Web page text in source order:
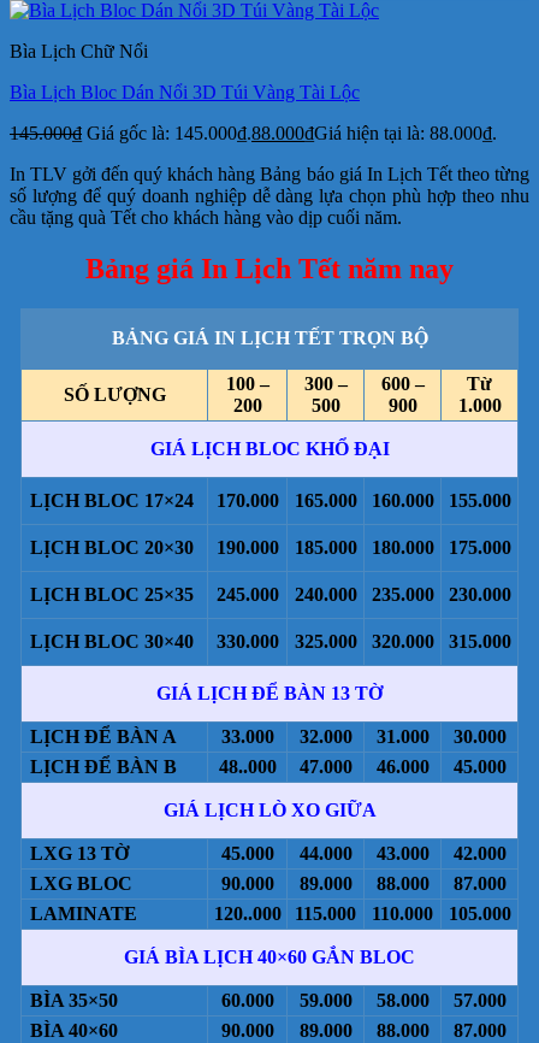
Bìa Lịch Chữ Nổi
Bìa Lịch Bloc Dán Nổi 3D Túi Vàng Tài Lộc
145.000₫ Giá gốc là: 145.000₫.88.000₫Giá hiện tại là: 88.000₫.
In TLV gởi đến quý khách hàng Bảng báo giá In Lịch Tết theo từng
số lượng để quý doanh nghiệp dễ dàng lựa chọn phù hợp theo nhu
cầu tặng quà Tết cho khách hàng vào dịp cuối năm.
Bảng giá In Lịch Tết năm nay
BẢNG GIÁ IN LỊCH TẾT TRỌN BỘ
SỐ LƯỢNG
100 –
200
300 –
500
600 –
900
Từ
1.000
GIÁ LỊCH BLOC KHỔ ĐẠI
LỊCH BLOC 17×24 170.000 165.000 160.000 155.000
LỊCH BLOC 20×30 190.000 185.000 180.000 175.000
LỊCH BLOC 25×35 245.000 240.000 235.000 230.000
LỊCH BLOC 30×40 330.000 325.000 320.000 315.000
GIÁ LỊCH ĐỂ BÀN 13 TỜ
LỊCH ĐỂ BÀN A 33.000 32.000 31.000
30.000
LỊCH ĐỂ BÀN B
48..000 47.000 46.000 45.000
GIÁ LỊCH LÒ XO GIỮA
LXG 13 TỜ 45.000 44.000 43.000
42.000
LXG BLOC
90.000 89.000 88.000
87.000
LAMINATE
120..000 115.000 110.000 105.000
GIÁ BÌA LỊCH 40×60 GẮN BLOC
BÌA 35×50 60.000 59.000 58.000
57.000
BÌA 40×60
90.000 89.000 88.000
87.000